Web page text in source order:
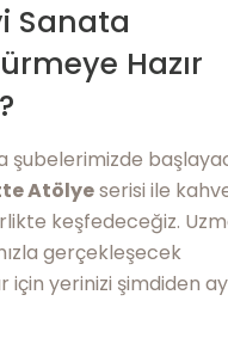
Sanata
Hazır
şubelerimizde
Atölyeserisi ile
keşfedeceğiz.
gerçekleşecek
yerinizi şimdiden